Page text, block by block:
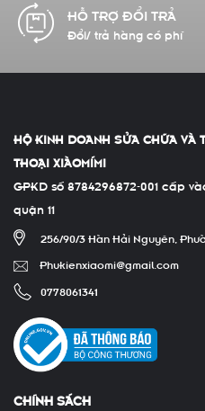
CAM KẾT CHẤT
Hàng chính hãng 100%
HỘ KINH DOANH SỬA CHỮA VÀ
THOẠI XIÀOMÍMI
GPKD số 8784296872-001 cấp
quận 11
256/90/3 Hàn Hải Nguyên,
Phukienxiaomi@gmail.com
0778061341
CHÍNH SÁCH